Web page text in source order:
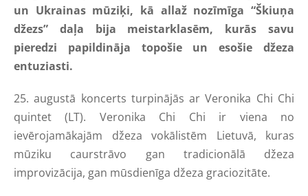
un Ukrainas mūziķi, kā allaž nozīmīga “Škiuņa
džezs” daļa bija meistarklasēm, kurās savu
pieredzi papildināja topošie un esošie džeza
entuziasti.
25. augustā koncerts turpinājās ar Veronika Chi Chi
quintet (LT). Veronika Chi Chi ir viena no
ievērojamākajām džeza vokālistēm Lietuvā, kuras
mūziku caurstrāvo gan tradicionālā džeza
improvizācija, gan mūsdienīga džeza graciozitāte.